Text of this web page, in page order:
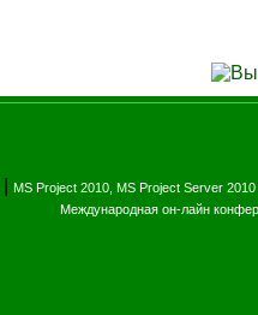
MS Project 2010, MS Project Server 2010
Международная он-лайн